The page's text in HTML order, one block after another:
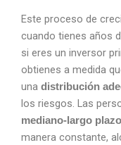
Este proceso de
cuando tienes años
si eres un inversor
obtienes a medida
una distribución
los riesgos. Las
mediano-largo plazo
manera constante,